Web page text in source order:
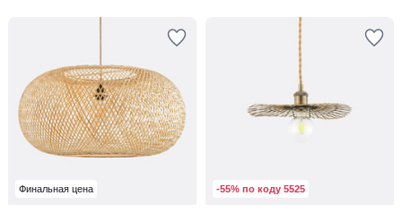
Финальная цена -55% по коду 5525